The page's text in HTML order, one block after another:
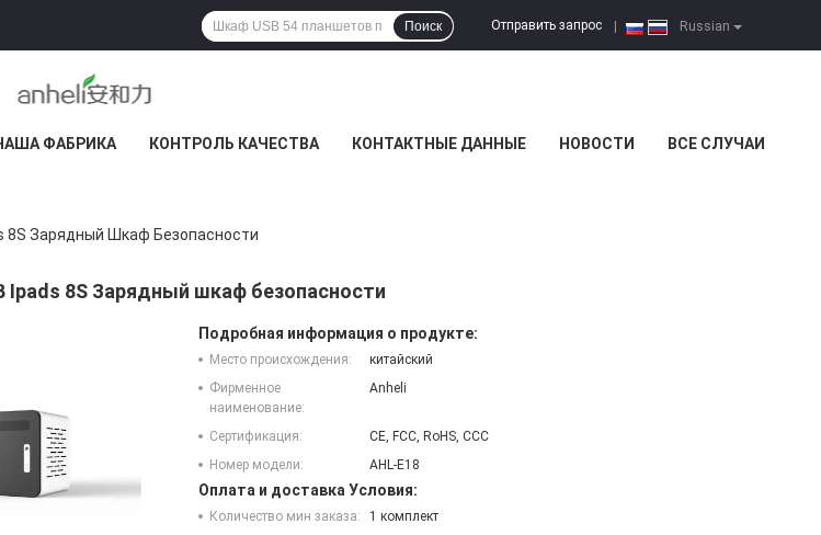
Russian
Отправить запрос
Поиск
ФАБРИКА КОНТРОЛЬ КАЧЕСТВА КОНТАКТНЫЕ ДАННЫЕ НОВОСТИ ВСЕ СЛУЧАИ
8S Зарядный Шкаф Безопасности
Ipads 8S Зарядный шкаф безопасности
Подробная информация о продукте:
Место происхождения:
китайский
Фирменное
наименование:
Anheli
Сертификация:
CE, FCC, RoHS, CCC
Номер модели:
AHL-E18
Оплата и доставка Условия:
Количество мин заказа:
1 комплект